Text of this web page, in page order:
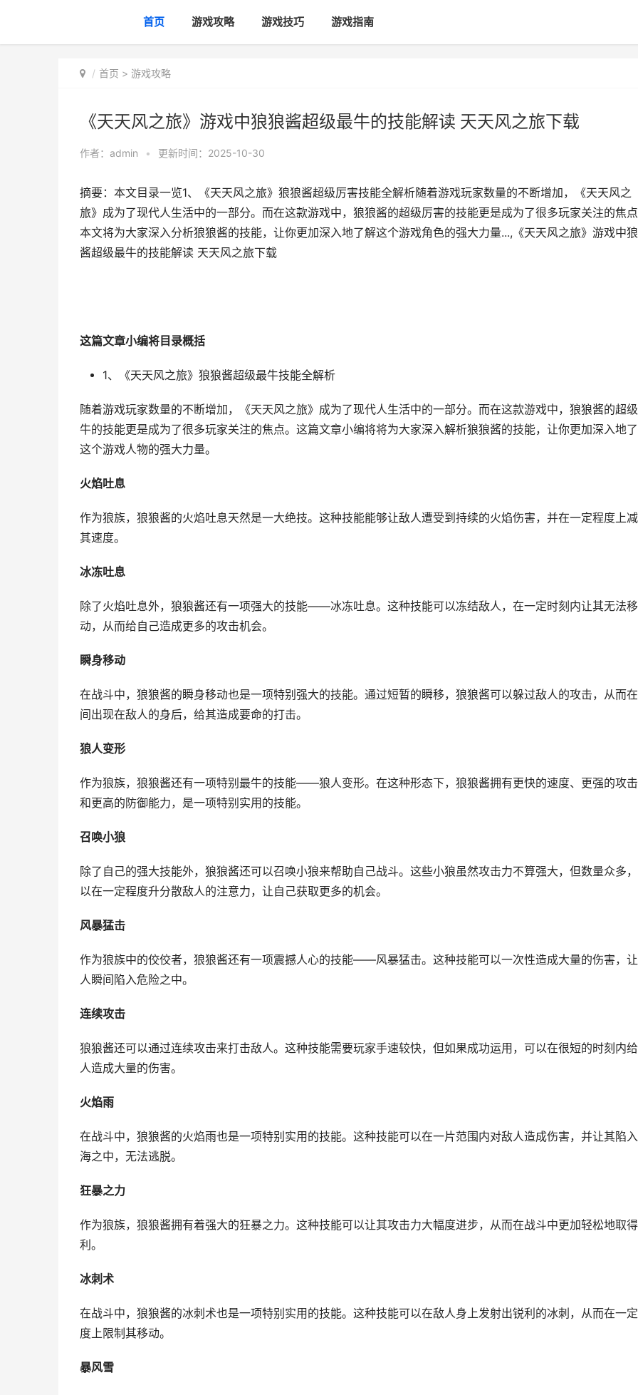
首页 游戏攻略 游戏技巧 游戏指南
首页 > 游戏攻略
《天天风之旅》游戏中狼狼酱超级最牛的技能解读 天天风之旅下载
作者： admin • 更新时间：2025-10-30
摘要：本文目录一览1、《天天风之旅》狼狼酱超级厉害技能全解析随着游戏玩家数量的不断增加，《天天风之
旅》成为了现代人生活中的一部分。而在这款游戏中，狼狼酱的超级厉害的技能更是成为了很多玩家关注的焦点
本文将为大家深入分析狼狼酱的技能，让你更加深入地了解这个游戏角色的强大力量...,《天天风之旅》游戏中
酱超级最牛的技能解读 天天风之旅下载
这篇文章小编将目录概括
1、《天天风之旅》狼狼酱超级最牛技能全解析
随着游戏玩家数量的不断增加，《天天风之旅》成为了现代人生活中的一部分。而在这款游戏中，狼狼酱的超
牛的技能更是成为了很多玩家关注的焦点。这篇文章小编将将为大家深入解析狼狼酱的技能，让你更加深入地
这个游戏人物的强大力量。
火焰吐息
作为狼族，狼狼酱的火焰吐息天然是一大绝技。这种技能能够让敌人遭受到持续的火焰伤害，并在一定程度上
其速度。
冰冻吐息
除了火焰吐息外，狼狼酱还有一项强大的技能——冰冻吐息。这种技能可以冻结敌人，在一定时刻内让其无法移
动，从而给自己造成更多的攻击机会。
瞬身移动
在战斗中，狼狼酱的瞬身移动也是一项特别强大的技能。通过短暂的瞬移，狼狼酱可以躲过敌人的攻击，从而
间出现在敌人的身后，给其造成要命的打击。
狼人变形
作为狼族，狼狼酱还有一项特别最牛的技能——狼人变形。在这种形态下，狼狼酱拥有更快的速度、更强的攻
和更高的防御能力，是一项特别实用的技能。
召唤小狼
除了自己的强大技能外，狼狼酱还可以召唤小狼来帮助自己战斗。这些小狼虽然攻击力不算强大，但数量众多
以在一定程度升分散敌人的注意力，让自己获取更多的机会。
风暴猛击
作为狼族中的佼佼者，狼狼酱还有一项震撼人心的技能——风暴猛击。这种技能可以一次性造成大量的伤害，
人瞬间陷入危险之中。
连续攻击
狼狼酱还可以通过连续攻击来打击敌人。这种技能需要玩家手速较快，但如果成功运用，可以在很短的时刻内
人造成大量的伤害。
火焰雨
在战斗中，狼狼酱的火焰雨也是一项特别实用的技能。这种技能可以在一片范围内对敌人造成伤害，并让其陷
海之中，无法逃脱。
狂暴之力
作为狼族，狼狼酱拥有着强大的狂暴之力。这种技能可以让其攻击力大幅度进步，从而在战斗中更加轻松地取
利。
冰刺术
在战斗中，狼狼酱的冰刺术也是一项特别实用的技能。这种技能可以在敌人身上发射出锐利的冰刺，从而在一
度上限制其移动。
暴风雪